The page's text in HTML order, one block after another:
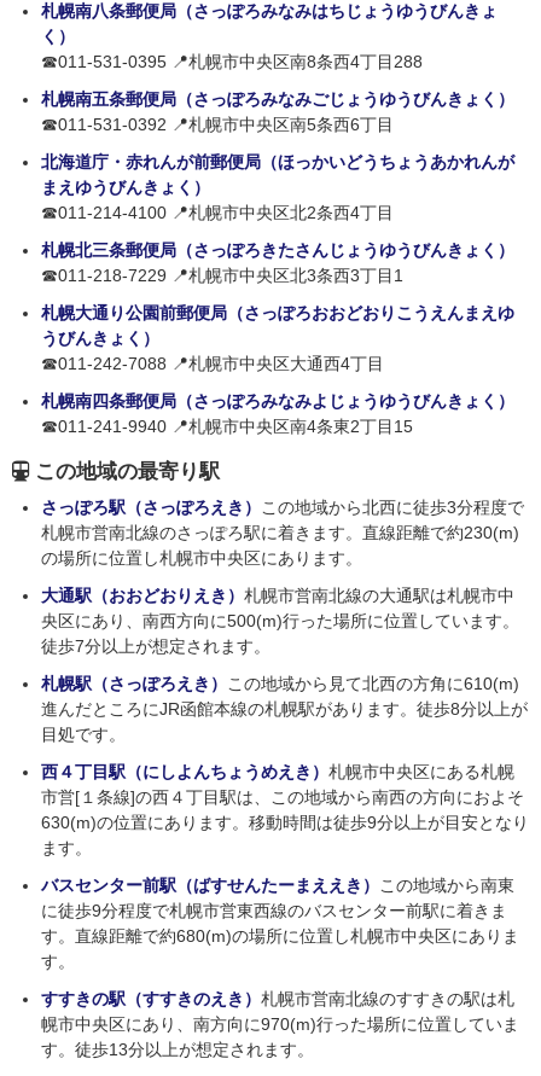
札幌南八条郵便局（さっぽろみなみはちじょうゆうびんきょ
く）
☎011-531-0395 📍札幌市中央区南8条西4丁目288
札幌南五条郵便局（さっぽろみなみごじょうゆうびんきょく）
☎011-531-0392 📍札幌市中央区南5条西6丁目
北海道庁・赤れんが前郵便局（ほっかいどうちょうあかれんが
まえゆうびんきょく）
☎011-214-4100 📍札幌市中央区北2条西4丁目
札幌北三条郵便局（さっぽろきたさんじょうゆうびんきょく）
☎011-218-7229 📍札幌市中央区北3条西3丁目1
札幌大通り公園前郵便局（さっぽろおおどおりこうえんまえゆ
うびんきょく）
☎011-242-7088 📍札幌市中央区大通西4丁目
札幌南四条郵便局（さっぽろみなみよじょうゆうびんきょく）
☎011-241-9940 📍札幌市中央区南4条東2丁目15
この地域の最寄り駅
さっぽろ駅（さっぽろえき） この地域から北西に徒歩3分程度で
札幌市営南北線のさっぽろ駅に着きます。直線距離で約230(m)
の場所に位置し札幌市中央区にあります。
大通駅（おおどおりえき） 札幌市営南北線の大通駅は札幌市中
央区にあり、南西方向に500(m)行った場所に位置しています。
徒歩7分以上が想定されます。
札幌駅（さっぽろえき） この地域から見て北西の方角に610(m)
進んだところにJR函館本線の札幌駅があります。徒歩8分以上が
目処です。
西４丁目駅（にしよんちょうめえき） 札幌市中央区にある札幌
市営[１条線]の西４丁目駅は、この地域から南西の方向におよそ
630(m)の位置にあります。移動時間は徒歩9分以上が目安となり
ます。
バスセンター前駅（ばすせんたーまええき） この地域から南東
に徒歩9分程度で札幌市営東西線のバスセンター前駅に着きま
す。直線距離で約680(m)の場所に位置し札幌市中央区にありま
す。
すすきの駅（すすきのえき） 札幌市営南北線のすすきの駅は札
幌市中央区にあり、南方向に970(m)行った場所に位置していま
す。徒歩13分以上が想定されます。